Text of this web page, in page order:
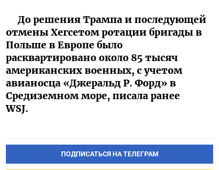
До решения Трампа и последующей
отмены Хегсетом ротации бригады в
Польше в Европе было
расквартировано около 85 тысяч
американских военных, с учетом
авианосца «Джеральд Р. Форд» в
Средиземном море, писала ранее
WSJ.
ПОДПИСАТЬСЯ НА ТЕЛЕГРАМ